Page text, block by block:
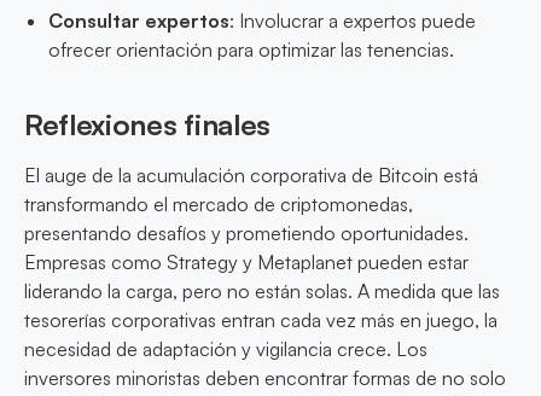
Consultar expertos: Involucrar a expertos puede
ofrecer orientación para optimizar las tenencias.
Reflexiones finales
El auge de la acumulación corporativa de Bitcoin está
transformando el mercado de criptomonedas,
presentando desafíos y prometiendo oportunidades.
Empresas como Strategy y Metaplanet pueden estar
liderando la carga, pero no están solas. A medida que las
tesorerías corporativas entran cada vez más en juego, la
necesidad de adaptación y vigilancia crece. Los
inversores minoristas deben encontrar formas de no solo